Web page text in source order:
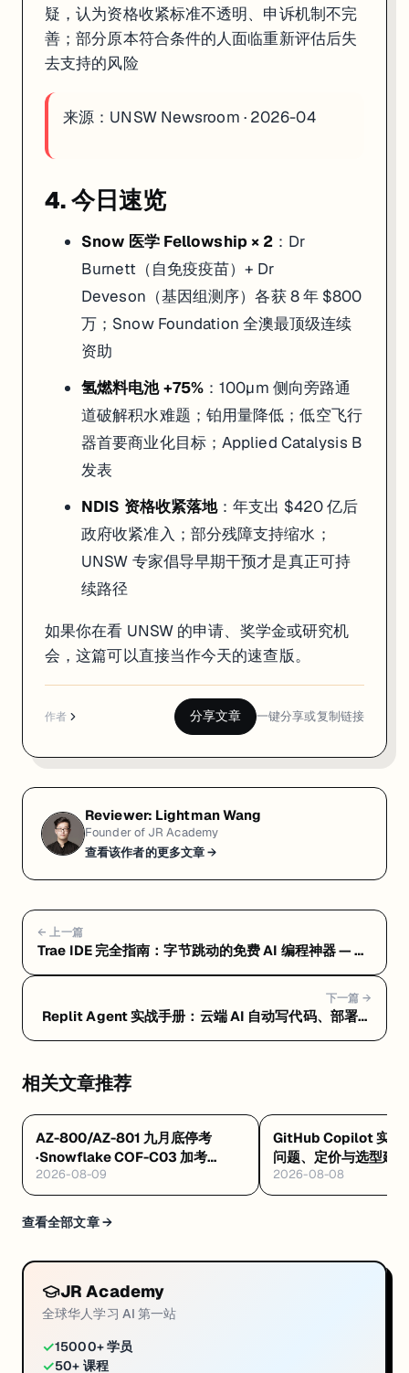
疑，认为资格收紧标准不透明、申诉机制不完
善；部分原本符合条件的人面临重新评估后失
去支持的风险
来源： UNSW Newsroom · 2026-04
4. 今日速览
Snow 医学 Fellowship × 2 ：Dr
Burnett（自免疫疫苗）+ Dr
Deveson（基因组测序）各获 8 年 $800
万；Snow Foundation 全澳最顶级连续
资助
氢燃料电池 +75% ：100µm 侧向旁路通
道破解积水难题；铂用量降低；低空飞行
器首要商业化目标；Applied Catalysis B
发表
NDIS 资格收紧落地：年支出 $420 亿后
政府收紧准入；部分残障支持缩水；
UNSW 专家倡导早期干预才是真正可持
续路径
如果你在看 UNSW 的申请、奖学金或研究机
会，这篇可以直接当作今天的速查版。
作者 分享文章 一键分享或复制链接
Reviewer: Lightman Wang
Founder of JR Academy
查看该作者的更多文章 →
← 上一篇
Trae IDE 完全指南：字节跳动的免费 AI 编程神器 — 常
下一篇 →
Replit Agent 实战手册：云端 AI 自动写代码、部署一
相关文章推荐
AZ-800/AZ-801 九月底停考
·Snowflake COF-C03 加考
Cortex AI·AWS 十万免费 AI 席
8/4 开训
2026-08-09
GitHub Copilot 实战
问题、定价与选型建议
2026-08-08
查看全部文章 →
JR Academy
全球华人学习 AI 第一站
✓15000+ 学员
✓50+ 课程